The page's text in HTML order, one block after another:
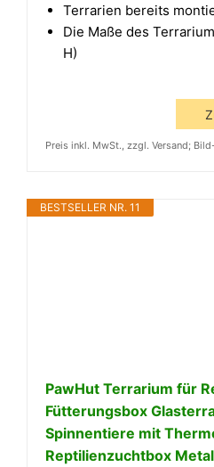
Terrarien bereits
Die Maße des
H)
Preis inkl. MwSt., zzgl. Versand;
BESTSELLER NR. 11
PawHut Terrarium für
Fütterungsbox
Spinnentiere mit
Reptilienzuchtbox